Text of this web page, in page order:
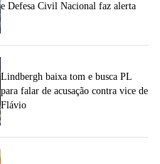
e Defesa Civil Nacional faz alerta
Lindbergh baixa tom e busca PL
para falar de acusação contra vice de
Flávio